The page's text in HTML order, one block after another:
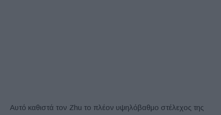
Αυτό καθιστά τον Zhu το πλέον υψηλόβαθμο στέλεχος της